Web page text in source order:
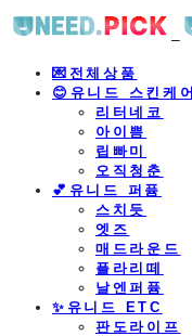
💌전체상품
😊유니드 스킨케어
리터네코
아이쁨
립빠미
오직청춘
💕유니드 퍼퓸
스치듯
엣즈
매드라운드
플라리떼
날엔퍼퓸
​✨유니드 ETC
판도라이프